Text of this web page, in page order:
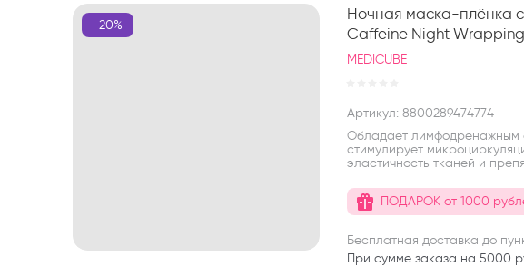
-20%
Ночная маска-плёнка
Caffeine Night
MEDICUBE
Артикул: 8800289474774
Обладает лимфодренажным
стимулирует
эластичность тканей и
ПОДАРОК от 1000
Бесплатная доставка до
При сумме заказа на 5000